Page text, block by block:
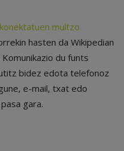
multzo
hasten da Wikipedian
du funts
bidez edota telefonoz
e-mail, txat edo
gara.